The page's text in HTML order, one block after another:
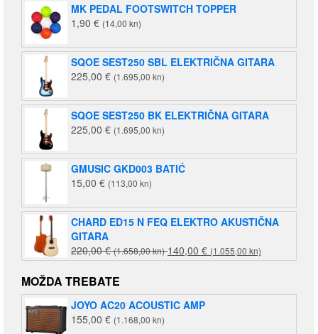
MK PEDAL FOOTSWITCH TOPPER
1,90 € (14,00 kn)
SQOE SEST250 SBL ELEKTRIČNA GITARA
225,00 € (1.695,00 kn)
SQOE SEST250 BK ELEKTRIČNA GITARA
225,00 € (1.695,00 kn)
GMUSIC GKD003 BATIĆ
15,00 € (113,00 kn)
CHARD ED15 N FEQ ELEKTRO AKUSTIČNA
GITARA
220,00€ (1.658,00 kn)Izvorna
cijena
je:
220,00 €
140,00 € (1.055,00 kn)
cijena
140,00 €
MOŽDA TREBATE
JOYO AC20 ACOUSTIC AMP
155,00 € (1.168,00 kn)